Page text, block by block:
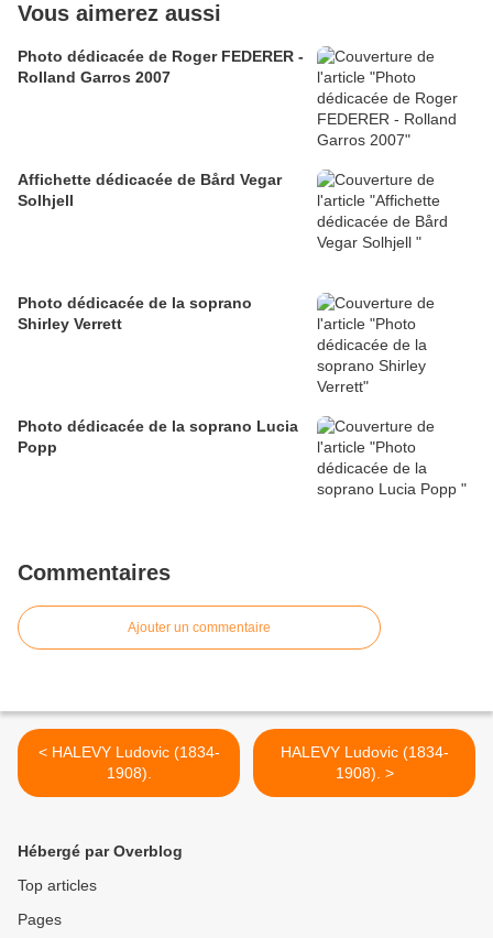
Vous aimerez aussi
Photo dédicacée de Roger FEDERER -
Rolland Garros 2007
Affichette dédicacée de Bård Vegar
Solhjell
Photo dédicacée de la soprano
Shirley Verrett
Photo dédicacée de la soprano Lucia
Popp
Commentaires
Ajouter un commentaire
< HALEVY Ludovic (1834-
1908).
HALEVY Ludovic (1834-
1908). >
Hébergé par Overblog
Top articles
Pages